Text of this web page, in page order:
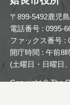
〒899-5492鹿児
電話番号 : 0995-
ファックス番号 :
開庁時間 : 午前8
(土曜日・日曜日
Copyright © The